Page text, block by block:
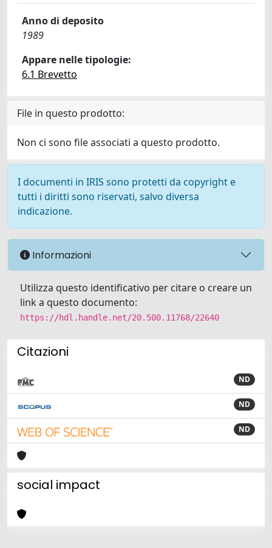
Anno di deposito
1989
Appare nelle tipologie:
6.1 Brevetto
File in questo prodotto:
Non ci sono file associati a questo prodotto.
I documenti in IRIS sono protetti da copyright e
tutti i diritti sono riservati, salvo diversa
indicazione.
Informazioni
Utilizza questo identificativo per citare o creare un
link a questo documento:
https://hdl.handle.net/20.500.11768/22640
Citazioni
ND
ND
ND
social impact